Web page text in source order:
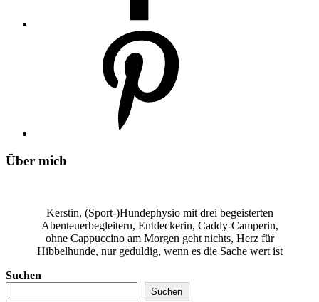
Über mich
Kerstin, (Sport-)Hundephysio mit drei begeisterten
Abenteuerbegleitern, Entdeckerin, Caddy-Camperin,
ohne Cappuccino am Morgen geht nichts, Herz für
Hibbelhunde, nur geduldig, wenn es die Sache wert ist
Suchen
Suchen